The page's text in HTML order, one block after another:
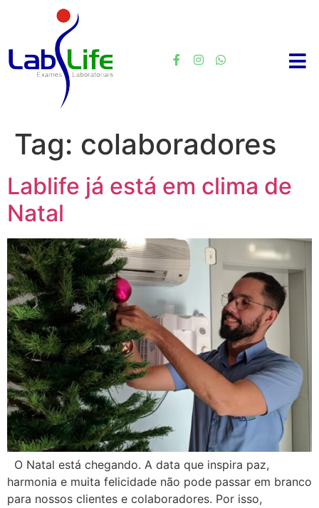
Tag: colaboradores
Lablife já está em clima de
Natal
O Natal está chegando. A data que inspira paz,
harmonia e muita felicidade não pode passar em branco
para nossos clientes e colaboradores. Por isso,